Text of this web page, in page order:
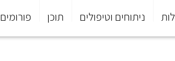
ניתוחים וטיפולים תוכן פורומים